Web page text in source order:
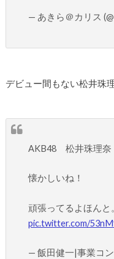
— あきら＠カリス
デビュー間もない松井珠
AKB48 松井珠理奈
懐かしいね！
頑張ってるよほんと
pic.twitter.com/
— 飯田健一|事業コ